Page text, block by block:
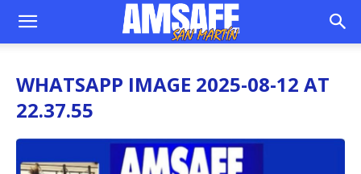
WHATSAPP IMAGE 2025-08-12 AT
22.37.55